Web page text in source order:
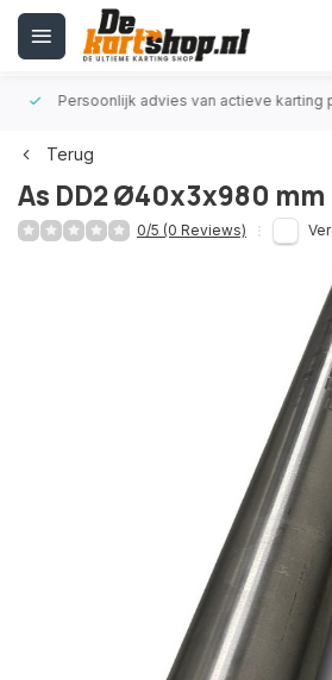
Persoonlijk advies van actieve karting
Terug
As DD2 Ø40x3x980 mm
0/5 (0 Reviews)